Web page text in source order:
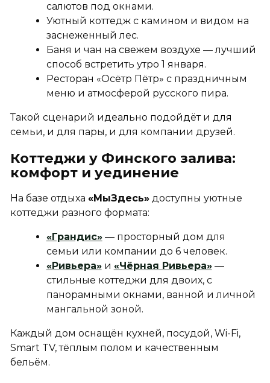
салютов под окнами.
Уютный коттедж с камином и видом на
заснеженный лес.
Баня и чан на свежем воздухе — лучший
способ встретить утро 1 января.
Ресторан «Осётр Пётр» с праздничным
меню и атмосферой русского пира.
Такой сценарий идеально подойдёт и для
семьи, и для пары, и для компании друзей.
Коттеджи у Финского залива:
комфорт и уединение
На базе отдыха «МыЗдесь»доступны уютные
коттеджи разного формата:
«Грандис»— просторный дом для
семьи или компании до 6 человек.
«Ривьера»и «Чёрная Ривьера»—
стильные коттеджи для двоих, с
панорамными окнами, ванной и личной
мангальной зоной.
Каждый дом оснащён кухней, посудой, Wi-Fi,
Smart TV, тёплым полом и качественным
бельём.